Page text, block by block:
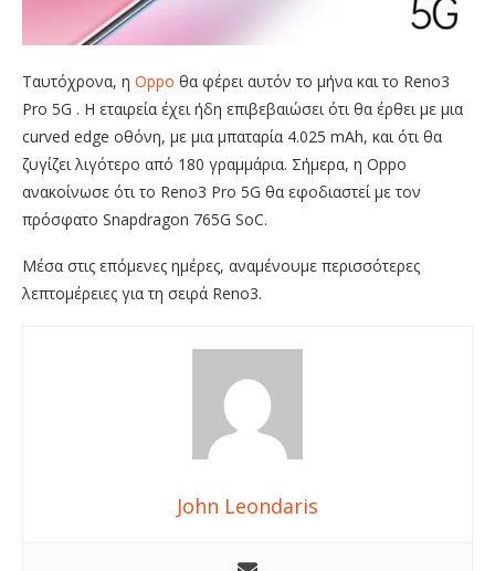
Ταυτόχρονα, η Oppo θα φέρει αυτόν το μήνα και το Reno3
Pro 5G . Η εταιρεία έχει ήδη επιβεβαιώσει ότι θα έρθει με μια
curved edge οθόνη, με μια μπαταρία 4.025 mAh, και ότι θα
ζυγίζει λιγότερο από 180 γραμμάρια. Σήμερα, η Oppo
ανακοίνωσε ότι το Reno3 Pro 5G θα εφοδιαστεί με τον
πρόσφατο Snapdragon 765G SoC.
Μέσα στις επόμενες ημέρες, αναμένουμε περισσότερες
λεπτομέρειες για τη σειρά Reno3.
John Leondaris